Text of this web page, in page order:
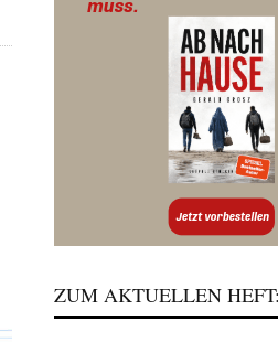
ZUM AKTUELLEN HEFT: